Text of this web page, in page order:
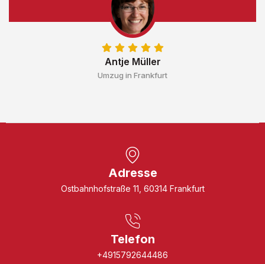
Antje Müller
Umzug in Frankfurt
Adresse
Ostbahnhofstraße 11, 60314 Frankfurt
Telefon
+4915792644486